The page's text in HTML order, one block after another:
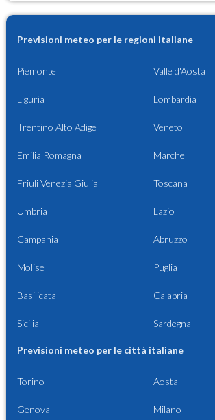
Previsioni meteo per le regioni italiane
Piemonte Valle d'Aosta
Liguria Lombardia
Trentino Alto Adige Veneto
Emilia Romagna Marche
Friuli Venezia Giulia Toscana
Umbria Lazio
Campania Abruzzo
Molise Puglia
Basilicata Calabria
Sicilia Sardegna
Previsioni meteo per le città italiane
Torino Aosta
Genova Milano